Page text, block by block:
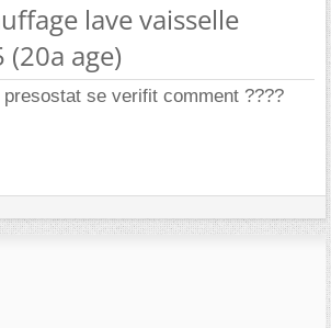
lave vaisselle
(20a age)
se verifit comment ????